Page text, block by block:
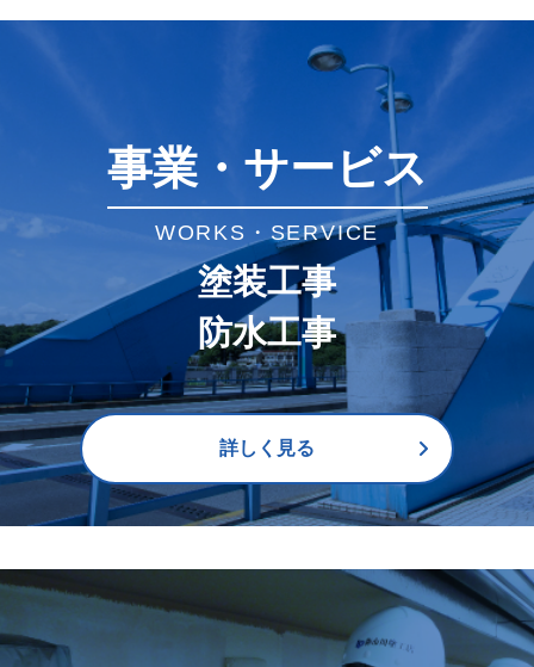
事業・サービス
WORKS・SERVICE
塗装工事
防水工事
詳しく見る